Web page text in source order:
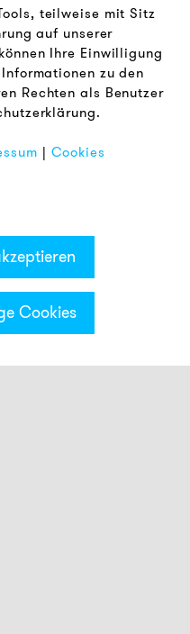
& Filter
teilweise mit Sitz
auf unserer
Ihre Einwilligung
zu den
Rechten als Benutzer
| Cookies
Cookies